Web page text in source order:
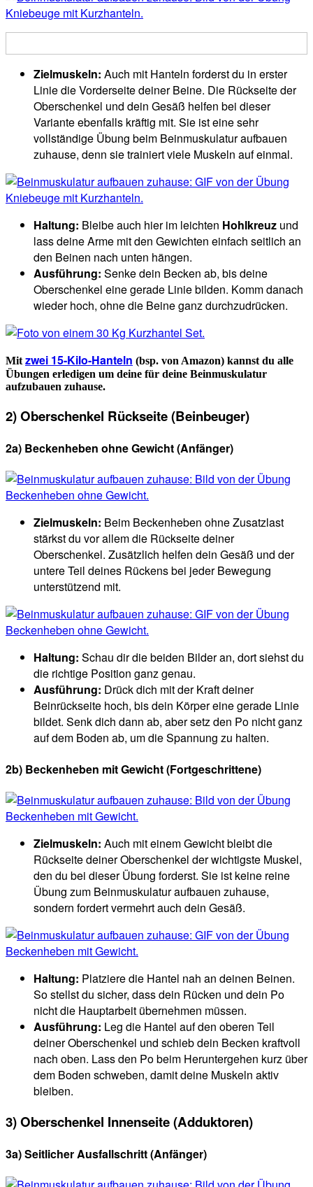
Zielmuskeln: Auch mit Hanteln forderst du in erster
Linie die Vorderseite deiner Beine. Die Rückseite der
Oberschenkel und dein Gesäß helfen bei dieser
Variante ebenfalls kräftig mit. Sie ist eine sehr
vollständige Übung beim Beinmuskulatur aufbauen
zuhause, denn sie trainiert viele Muskeln auf einmal.
Haltung: Bleibe auch hier im leichten Hohlkreuz und
lass deine Arme mit den Gewichten einfach seitlich an
den Beinen nach unten hängen.
Ausführung: Senke dein Becken ab, bis deine
Oberschenkel eine gerade Linie bilden. Komm danach
wieder hoch, ohne die Beine ganz durchzudrücken.
Mit zwei 15-Kilo-Hanteln (bsp. von Amazon) kannst du alle
Übungen erledigen um deine für deine Beinmuskulatur
aufzubauen zuhause.
2) Oberschenkel Rückseite (Beinbeuger)
2a) Beckenheben ohne Gewicht(Anfänger)
Zielmuskeln: Beim Beckenheben ohne Zusatzlast
stärkst du vor allem die Rückseite deiner
Oberschenkel. Zusätzlich helfen dein Gesäß und der
untere Teil deines Rückens bei jeder Bewegung
unterstützend mit.
Haltung: Schau dir die beiden Bilder an, dort siehst du
die richtige Position ganz genau.
Ausführung: Drück dich mit der Kraft deiner
Beinrückseite hoch, bis dein Körper eine gerade Linie
bildet. Senk dich dann ab, aber setz den Po nicht ganz
auf dem Boden ab, um die Spannung zu halten.
2b) Beckenheben mit Gewicht(Fortgeschrittene)
Zielmuskeln: Auch mit einem Gewicht bleibt die
Rückseite deiner Oberschenkel der wichtigste Muskel,
den du bei dieser Übung forderst. Sie ist keine reine
Übung zum Beinmuskulatur aufbauen zuhause,
sondern fordert vermehrt auch dein Gesäß.
Haltung: Platziere die Hantel nah an deinen Beinen.
So stellst du sicher, dass dein Rücken und dein Po
nicht die Hauptarbeit übernehmen müssen.
Ausführung: Leg die Hantel auf den oberen Teil
deiner Oberschenkel und schieb dein Becken kraftvoll
nach oben. Lass den Po beim Heruntergehen kurz über
dem Boden schweben, damit deine Muskeln aktiv
bleiben.
3) Oberschenkel Innenseite (Adduktoren)
3a) Seitlicher Ausfallschritt(Anfänger)